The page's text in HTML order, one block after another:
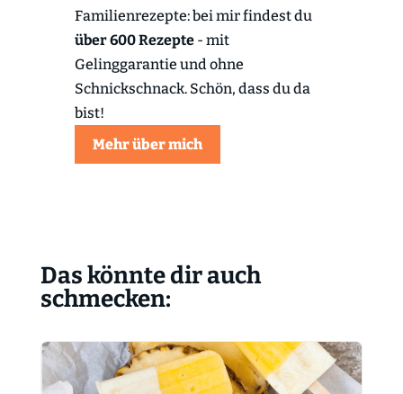
Familienrezepte: bei mir findest du
über 600 Rezepte- mit
Gelinggarantie und ohne
Schnickschnack. Schön, dass du da
bist!
Mehr über mich
Das könnte dir auch
schmecken: